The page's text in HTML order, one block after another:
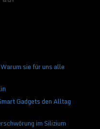
sie für uns alle
Gadgets den Alltag
im Silizium